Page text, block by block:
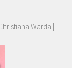
Warda |